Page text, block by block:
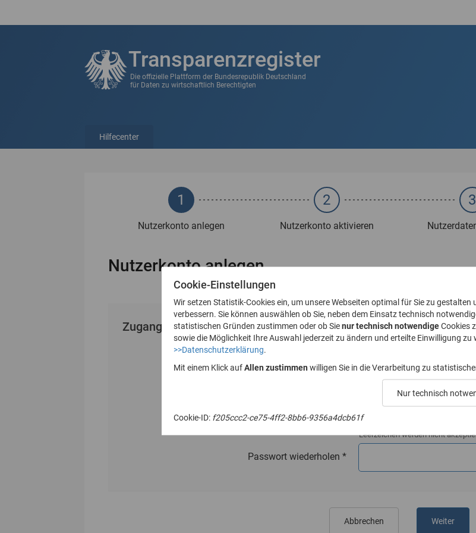
Transparenzregister
Die offizielle Plattform der Bundesrepublik Deutschland
für Daten zu wirtschaftlich Berechtigten
Hilfecenter
1
Nutzerkonto anlegen
2
Nutzerkonto aktivieren
3
Nutzerkonto anlegen
Zugangsdaten vergeben
E-Mail-Adresse
Das Passwort muss mindestens 8
Leerzeichen werden nicht
Passwort wiederholen
Cookie-Einstellungen
Wir setzen Statistik-Cookies ein, um unsere Webseiten optimal für Sie zu
verbessern. Sie können auswählen ob Sie, neben dem Einsatz technisch
statistischen Gründen zustimmen oder ob Sienur technisch notwendigeCookies
sowie die Möglichkeit Ihre Auswahl jederzeit zu ändern und erteilte Einwilligung zu
>>Datenschutzerklärung.
Mit einem Klick aufAllen zustimmen willigen Sie in die Verarbeitung zu
Nur technisch
Cookie-ID: f205ccc2-ce75-4ff2-8bb6-9356a4dcb61f